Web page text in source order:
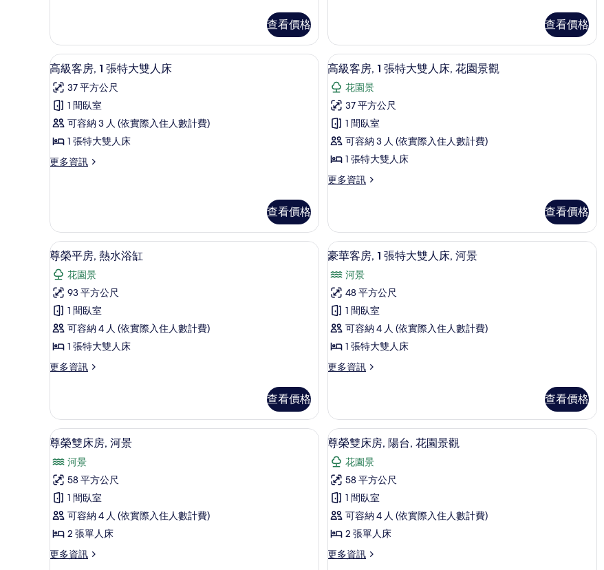
相
片
雙
床
房
詳
情
查看價格
觀
的
所
有
相
片
床
房,
花
園
景
觀
的
詳
情
查看價格
顯
示
高
級
客
1
大
雙
人
床
的
所
有
相
片
高級寢具、迷你吧、書桌、筆電工作空間
13
高級客房, 1 張特大雙人床
37 平方公尺
1 間臥室
可容納 3 人 (依實際入住人數計費)
1 張特大雙人床
更多資訊
更
房,
張
特
大
雙
人
床
的
詳
情
查看價格
顯
示
高
級
客
房,
1
張
大
雙
人
床,
花
園
景
觀
的
相
片
高級寢具、迷你吧、書桌、筆電工作
13
高級客房, 1 張特大雙人床, 花園景觀
花園景
37 平方公尺
1 間臥室
可容納 3 人 (依實際入住人數計費)
1 張特大雙人床
更多資訊
更
客
房,
1
特
大
雙
人
床,
花
園
景
情
查看價格
顯
示
尊
榮
平
房,
水
缸
的
所
有
相
片
高級寢具、迷你吧、書桌、筆電工作空間
10
尊榮平房, 熱水浴缸
花園景
93 平方公尺
1 間臥室
可容納 4 人 (依實際入住人數計費)
1 張特大雙人床
更多資訊
更
平
房,
熱
水
浴
缸
的
詳
情
查看價格
顯
豪
華
客
房,
1
張
大
雙
人
床,
河
景
的
所
有
高級寢具、迷你吧、書桌、筆電工作
9
豪華客房, 1 張特大雙人床, 河景
河景
48 平方公尺
1 間臥室
可容納 4 人 (依實際入住人數計費)
1 張特大雙人床
更多資訊
更
客
房,
1
張
特
大
雙
人
床,
河
景
的
查看價格
顯
示
尊
榮
雙
床
河
高級寢具、迷你吧、書桌、筆電工作空間
6
尊榮雙床房, 河景
河景
58 平方公尺
1 間臥室
可容納 4 人 (依實際入住人數計費)
2 張單人床
更多資訊
更
顯
示
尊
榮
雙
床
陽
高級寢具、迷你吧、書桌、筆電工作
7
尊榮雙床房, 陽台, 花園景觀
花園景
58 平方公尺
1 間臥室
可容納 4 人 (依實際入住人數計費)
2 張單人床
更多資訊
更